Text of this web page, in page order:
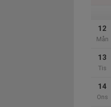
12
Mån
13
Tis
14
Ons